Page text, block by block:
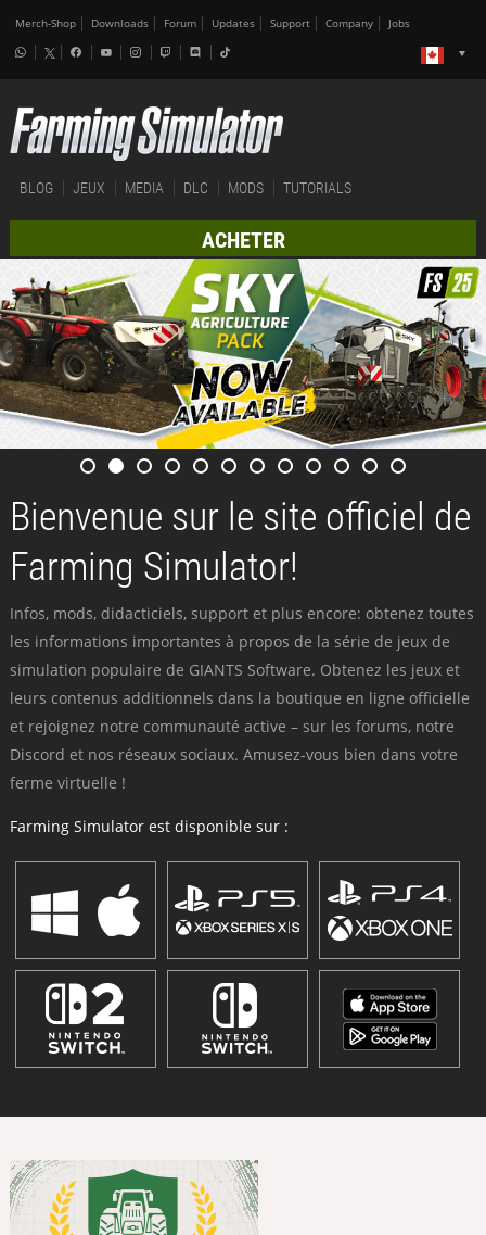
Merch-Shop Downloads Forum Updates Support Company Jobs
BLOG JEUX MEDIA DLC MODS TUTORIALS
ACHETER
Bienvenue sur le site officiel de
Farming Simulator!
Infos, mods, didacticiels, support et plus encore: obtenez toutes
les informations importantes à propos de la série de jeux de
simulation populaire de GIANTS Software. Obtenez les jeux et
leurs contenus additionnels dans la boutique en ligne officielle
et rejoignez notre communauté active – sur les forums, notre
Discord et nos réseaux sociaux. Amusez-vous bien dans votre
ferme virtuelle !
Farming Simulator est disponible sur :